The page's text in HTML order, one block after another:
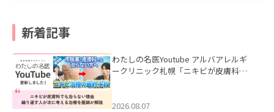
新着記事
わたしの名医Youtube アルバアレルギ
ークリニック札幌「ニキビが皮膚科で
ました。
2026.08.07